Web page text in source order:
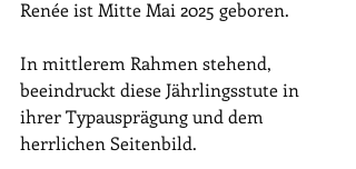
Renée ist Mitte Mai 2025 geboren.
In mittlerem Rahmen stehend,
beeindruckt diese Jährlingsstute in
ihrer Typausprägung und dem
herrlichen Seitenbild.